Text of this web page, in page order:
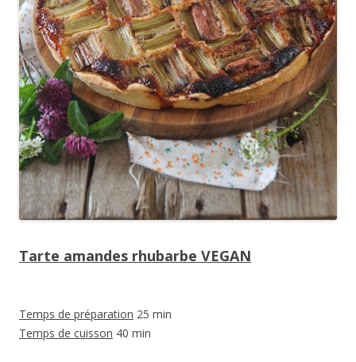
Tarte amandes rhubarbe VEGAN
Temps de préparation 25 min
Temps de cuisson 40 min